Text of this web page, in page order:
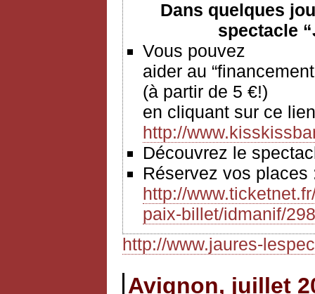
Dans quelques
spectacle
Vous pouvez
aider au
(à partir de 5 €!)
en cliquant sur ce
http://
Découvrez le
Réservez vos places
http://
paix-billet/idmanif/
http://www.jaures-
Avignon, juillet